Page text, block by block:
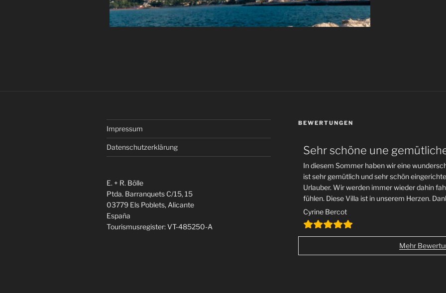
Impressum
Datenschutzerklärung
E. + R. Bölle
Ptda. Barranquets C/15, 15
03779 Els Poblets, Alicante
España
Tourismusregister: VT-485250-A
BEWERTUNGEN
Sehr schöne une
In diesem Sommer haben wir eine
ist sehr gemütlich und sehr schön
Urlauber. Wir werden immer wieder dahin
fühlen. Diese Villa ist in unserem Herzen.
Cyrine Bercot
Mehr